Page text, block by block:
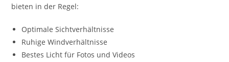
bieten in der Regel:
Optimale Sichtverhältnisse
Ruhige Windverhältnisse
Bestes Licht für Fotos und Videos